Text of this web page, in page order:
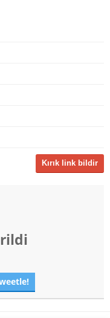
Kırık link bildir